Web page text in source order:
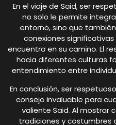
En el viaje de Said, ser
no solo le permite
entorno, sino que
conexiones
encuentra en su camino. El
hacia diferentes culturas
entendimiento entre
En conclusión, ser
consejo invaluable para
valiente Said. Al mostrar
tradiciones y costumbres